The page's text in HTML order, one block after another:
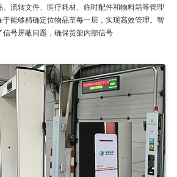
流转文件、医疗耗材、临时配件和物料箱等管理
能够精确定位物品至每一层，实现高效管理。智
号屏蔽问题，确保货架内部信号